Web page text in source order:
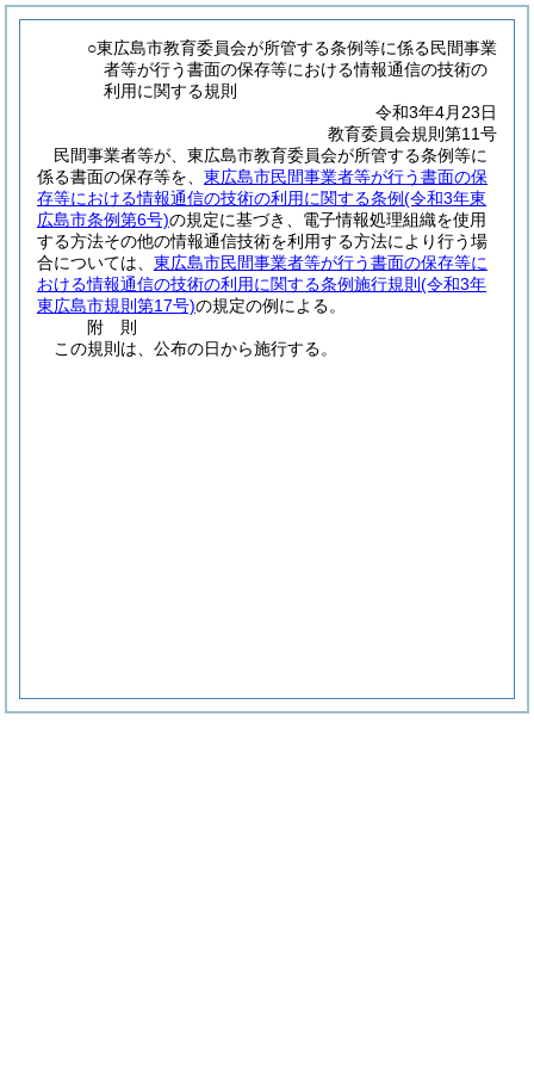
○東広島市教育委員会が所管する条例等に係る民間事業
者等が行う書面の保存等における情報通信の技術の
利用に関する規則
令和3年4月23日
教育委員会規則第11号
民間事業者等が、東広島市教育委員会が所管する条例等に
係る書面の保存等を、 東広島市民間事業者等が行う書面の保
存等における情報通信の技術の利用に関する条例(令和3年東
広島市条例第6号)の規定に基づき、電子情報処理組織を使用
する方法その他の情報通信技術を利用する方法により行う場
合については、 東広島市民間事業者等が行う書面の保存等に
おける情報通信の技術の利用に関する条例施行規則 (令和3年
東広島市規則第17号)の規定の例による。
附 則
この規則は、公布の日から施行する。